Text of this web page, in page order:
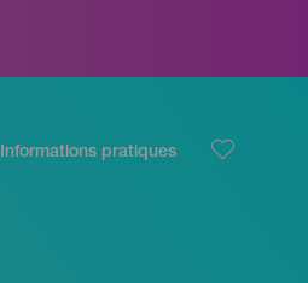
Informations pratiques